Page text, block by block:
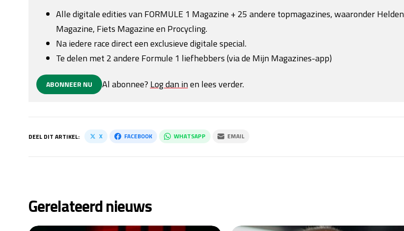
Alle digitale edities van FORMULE 1 Magazine + 25 andere topmagazines, waaronder Helden
Magazine, Fiets Magazine en Procycling.
Na iedere race direct een exclusieve digitale special.
Te delen met 2 andere Formule 1 liefhebbers (via de Mijn Magazines-app)
ABONNEER NU Al abonnee? Log dan inen lees verder.
DEEL DIT ARTIKEL: X FACEBOOK WHATSAPP EMAIL
Gerelateerd nieuws